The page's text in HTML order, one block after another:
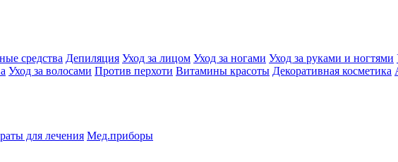
средства Депиляция Уход за лицом Уход за ногами Уход за руками и ногтями
Уход за волосами Против перхоти Витамины красоты Декоративная косметика
для лечения Мед.приборы